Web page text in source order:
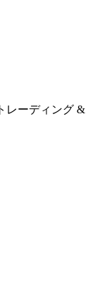
レーディング &